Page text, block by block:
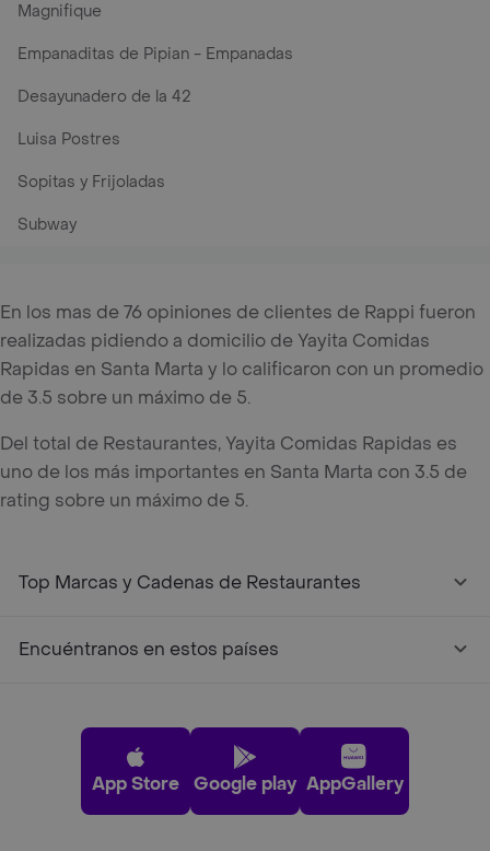
Magnifique
Empanaditas de Pipian - Empanadas
Desayunadero de la 42
Luisa Postres
Sopitas y Frijoladas
Subway
En los mas de 76 opiniones de clientes de Rappi fueron
realizadas pidiendo a domicilio de Yayita Comidas
Rapidas en Santa Marta y lo calificaron con un promedio
de 3.5 sobre un máximo de 5.
Del total de Restaurantes, Yayita Comidas Rapidas es
uno de los más importantes en Santa Marta con 3.5 de
rating sobre un máximo de 5.
Top Marcas y Cadenas de Restaurantes
Encuéntranos en estos países
App Store Google play AppGallery